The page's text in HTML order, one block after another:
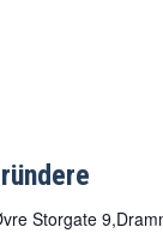
Storgate